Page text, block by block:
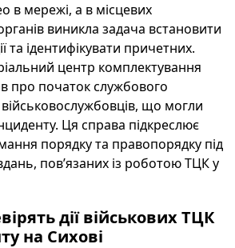
в мережі, а в місцевих
виникла задача встановити
та ідентифікувати причетних.
центр комплектування
про початок службового
військовослужбовців, що могли
Ця справa підкреслює
порядку та правопорядку під
пов’язаних із роботою ТЦК у
дії військових ТЦК
на Сихові